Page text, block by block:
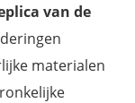
van de
materialen